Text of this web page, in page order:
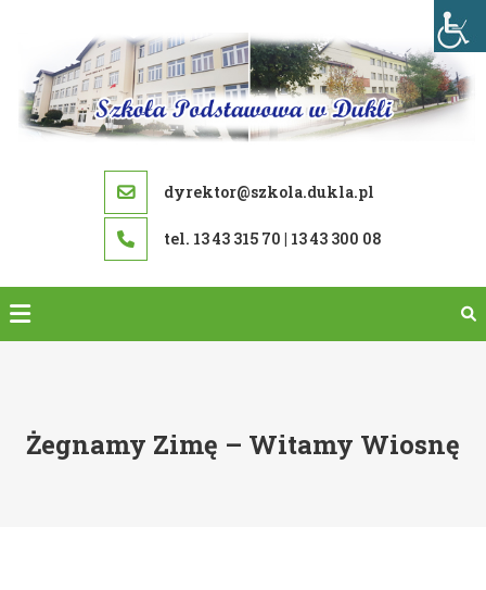
content
dyrektor@szkola.dukla.pl
tel. 13 43 315 70 | 13 43 300 08
Żegnamy Zimę – Witamy Wiosnę